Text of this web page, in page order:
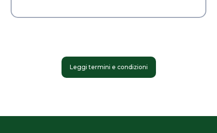
Leggi termini e condizioni